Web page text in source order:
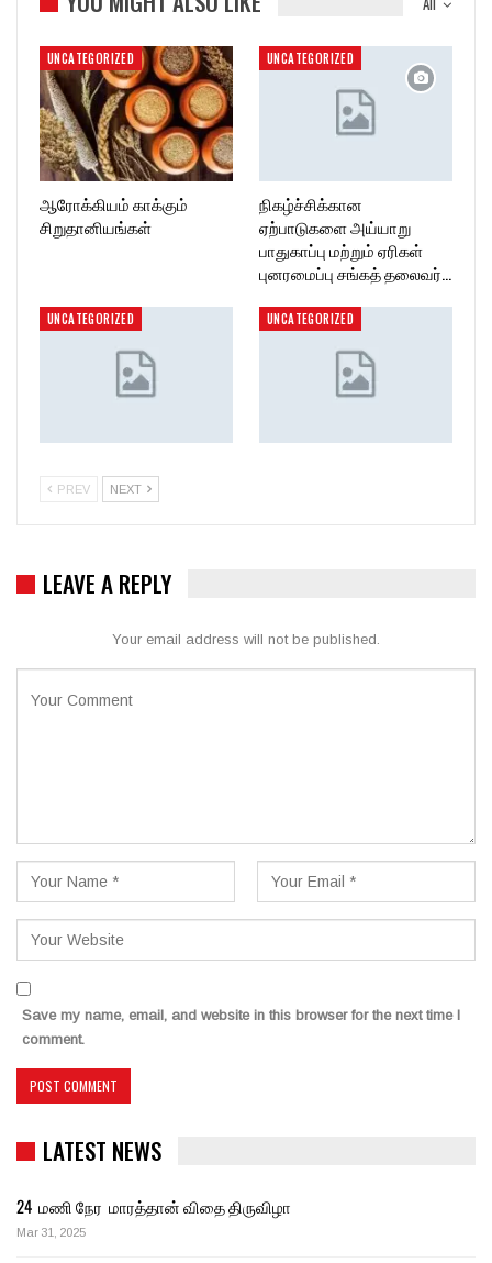
UNCATEGORIZED
ஆரோக்கியம் காக்கும்
சிறுதானியங்கள்
UNCATEGORIZED
நிகழ்ச்சிக்கான
ஏற்பாடுகளை அய்யாறு
பாதுகாப்பு மற்றும் ஏரிகள்
புனரமைப்பு சங்கத் தலைவர்…
UNCATEGORIZED UNCATEGORIZED
PREV NEXT
LEAVE A REPLY
Your email address will not be published.
Save my name, email, and website in this browser for the next time I
comment.
LATEST NEWS
24 மணி நேர மாரத்தான் விதை திருவிழா
Mar 31, 2025